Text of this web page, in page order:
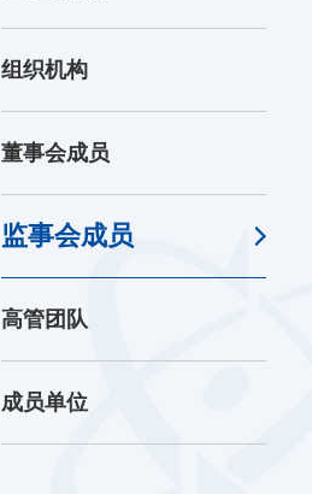
组织机构
董事会成员
监事会成员
高管团队
成员单位